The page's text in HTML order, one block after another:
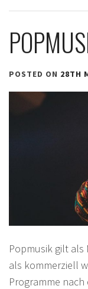
POSTED ON 28TH
Popmusik gilt als
als kommerziell
Programme nach